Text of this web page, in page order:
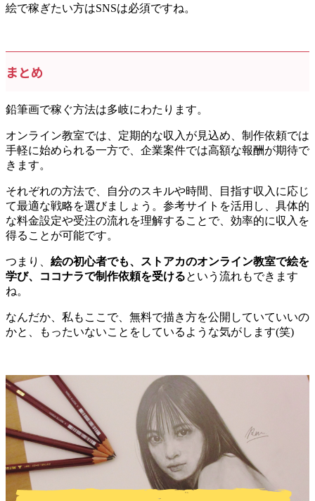
絵で稼ぎたい方はSNSは必須ですね。
まとめ
鉛筆画で稼ぐ方法は多岐にわたります。
オンライン教室では、定期的な収入が見込め、制作依頼では
手軽に始められる一方で、企業案件では高額な報酬が期待で
きます。
それぞれの方法で、自分のスキルや時間、目指す収入に応じ
て最適な戦略を選びましょう。参考サイトを活用し、具体的
な料金設定や受注の流れを理解することで、効率的に収入を
得ることが可能です。
つまり、 絵の初心者でも、ストアカのオンライン教室で絵を
学び、ココナラで制作依頼を受けるという流れもできます
ね。
なんだか、私もここで、無料で描き方を公開していていいの
かと、もったいないことをしているような気がします(笑)